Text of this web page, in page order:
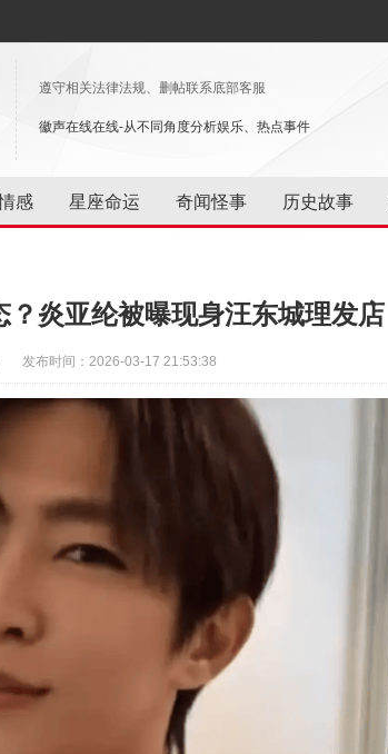
遵守相关法律法规、删帖联系底部客服
徽声在线在线-从不同角度分析娱乐、热点事件
感 星座命运 奇闻怪事 历史故事
炎亚纶被曝现身汪东城理发店
发布时间：2026-03-17 21:53:38